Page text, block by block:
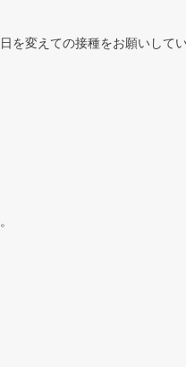
を変えての接種をお願いして